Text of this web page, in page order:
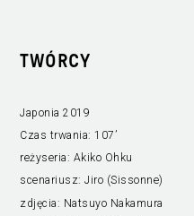
TWÓRCY
Japonia 2019
Czas trwania: 107’
reżyseria: Akiko Ohku
scenariusz:Jiro (Sissonne)
zdjęcia: Natsuyo Nakamura